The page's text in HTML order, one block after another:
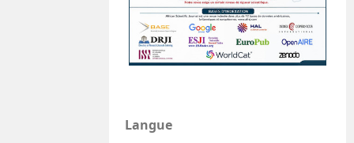
Langue